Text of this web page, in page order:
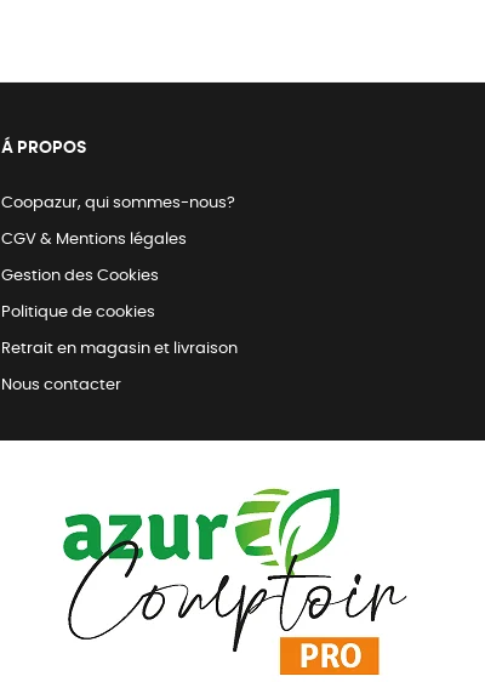
Á PROPOS
Coopazur, qui sommes-nous?
CGV & Mentions légales
Gestion des Cookies
Politique de cookies
Retrait en magasin et livraison
Nous contacter